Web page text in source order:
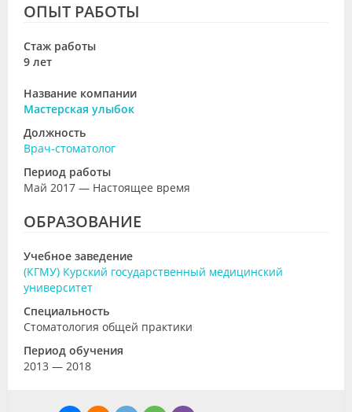
ОПЫТ РАБОТЫ
Стаж работы
9 лет
Название компании
Мастерская улыбок
Должность
Врач-стоматолог
Период работы
Май 2017 — Настоящее время
ОБРАЗОВАНИЕ
Учебное заведение
(КГМУ) Курский государственный медицинский
университет
Специальность
Стоматология общей практики
Период обучения
2013 — 2018